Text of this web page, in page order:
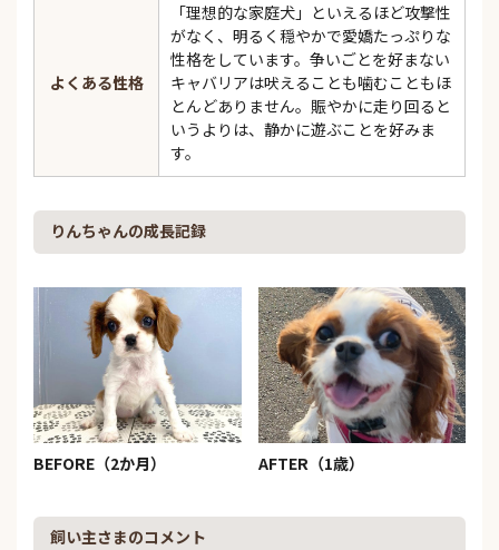
よくある性格
「理想的な家庭犬」といえるほど攻撃性
がなく、明るく穏やかで愛嬌たっぷりな
性格をしています。争いごとを好まない
キャバリアは吠えることも噛むこともほ
とんどありません。賑やかに走り回ると
いうよりは、静かに遊ぶことを好みま
す。
りんちゃんの成長記録
BEFORE（2か月） AFTER（1歳）
飼い主さまのコメント